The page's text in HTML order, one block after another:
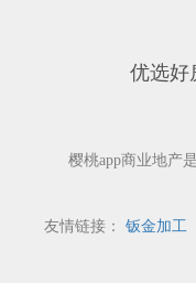
优选好
樱桃app商业地产是
友情链接： 钣金加工